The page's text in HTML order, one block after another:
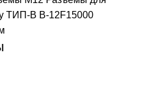
ТИП-В B-12F15000